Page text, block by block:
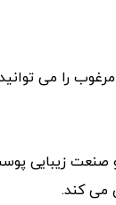
مرغوب را می
و صنعت زیبایی
می کند.